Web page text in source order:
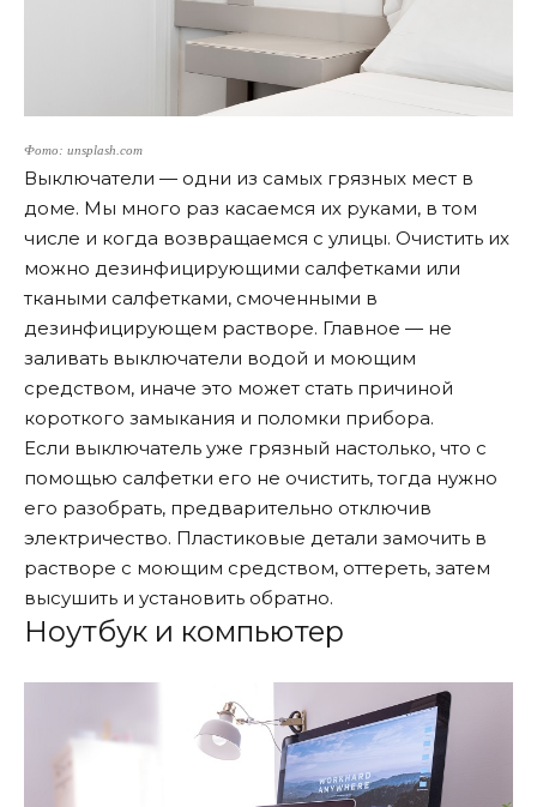
Фото: unsplash.com
Выключатели — одни из самых грязных мест в
доме. Мы много раз касаемся их руками, в том
числе и когда возвращаемся с улицы. Очистить их
можно дезинфицирующими салфетками или
ткаными салфетками, смоченными в
дезинфицирующем растворе. Главное — не
заливать выключатели водой и моющим
средством, иначе это может стать причиной
короткого замыкания и поломки прибора.
Если выключатель уже грязный настолько, что с
помощью салфетки его не очистить, тогда нужно
его разобрать, предварительно отключив
электричество. Пластиковые детали замочить в
растворе с моющим средством, оттереть, затем
высушить и установить обратно.
Ноутбук и компьютер